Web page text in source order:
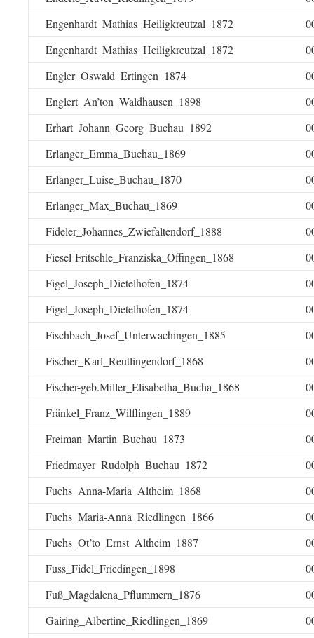
Engenhardt_Mathias_Heiligkreutzal_1872
Engenhardt_Mathias_Heiligkreutzal_1872
Engler_Oswald_Ertingen_1874
Englert_An’ton_Waldhausen_1898
Erhart_Johann_Georg_Buchau_1892
Erlanger_Emma_Buchau_1869
Erlanger_Luise_Buchau_1870
Erlanger_Max_Buchau_1869
Fideler_Johannes_Zwiefaltendorf_1888
Fiesel-Fritschle_Franziska_Offingen_1868
Figel_Joseph_Dietelhofen_1874
Figel_Joseph_Dietelhofen_1874
Fischbach_Josef_Unterwachingen_1885
Fischer_Karl_Reutlingendorf_1868
Fischer-geb.Miller_Elisabetha_Bucha_1868
Fränkel_Franz_Wilflingen_1889
Freiman_Martin_Buchau_1873
Friedmayer_Rudolph_Buchau_1872
Fuchs_Anna-Maria_Altheim_1868
Fuchs_Maria-Anna_Riedlingen_1866
Fuchs_Ot’to_Ernst_Altheim_1887
Fuss_Fidel_Friedingen_1898
Fuß_Magdalena_Pflummern_1876
Gairing_Albertine_Riedlingen_1869